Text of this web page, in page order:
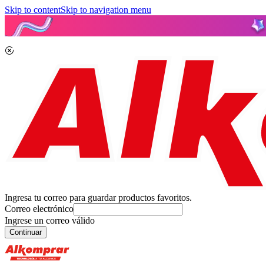
Skip to contentSkip to navigation menu
Ingresa tu correo para guardar productos favoritos.
Correo electrónico
Ingrese un correo válido
Continuar